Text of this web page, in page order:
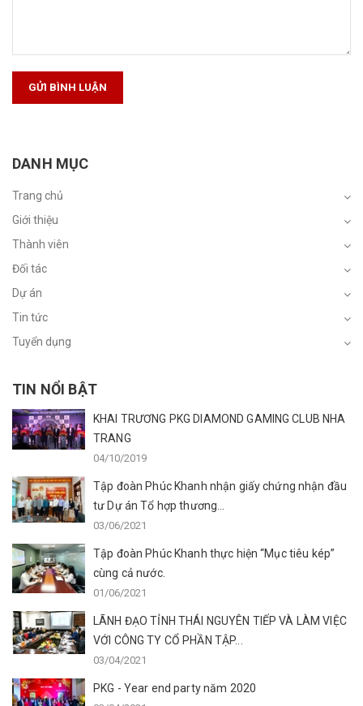
GỬI BÌNH LUẬN
DANH MỤC
Trang chủ
Giới thiệu
Thành viên
Đối tác
Dự án
Tin tức
Tuyển dụng
TIN NỔI BẬT
KHAI TRƯƠNG PKG DIAMOND GAMING CLUB NHA
TRANG
04/10/2019
Tập đoàn Phúc Khanh nhận giấy chứng nhận đầu
tư Dự án Tổ hợp thương...
03/06/2021
Tập đoàn Phúc Khanh thực hiện “Mục tiêu kép”
cùng cả nước.
01/06/2021
LÃNH ĐẠO TỈNH THÁI NGUYÊN TIẾP VÀ LÀM VIỆC
VỚI CÔNG TY CỔ PHẦN TẬP...
03/04/2021
PKG - Year end party năm 2020